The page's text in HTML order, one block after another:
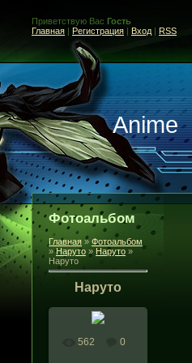
Приветствую Вас Гость
Главная | Регистрация | Вход | RSS
Anime
Фотоальбом
Главная » Фотоальбом
»Наруто » Наруто »
Наруто
Наруто
562 0